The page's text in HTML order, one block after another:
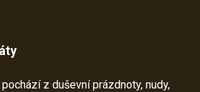
z duševní prázdnoty, nudy,